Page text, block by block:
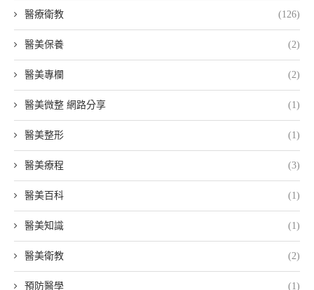
醫療衛教 (126)
醫美保養 (2)
醫美專欄 (2)
醫美微整 網路分享 (1)
醫美整形 (1)
醫美療程 (3)
醫美百科 (1)
醫美知識 (1)
醫美衛教 (2)
預防醫學 (1)